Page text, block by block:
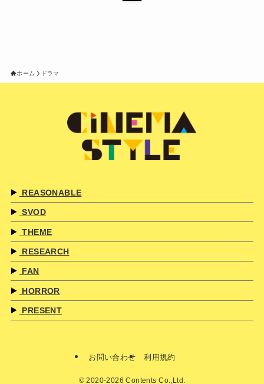
ホーム ドラマ
REASONABLE
SVOD
THEME
RESEARCH
FAN
HORROR
PRESENT
お問い合わせ 利用規約
© 2020-2026 Contents Co.,Ltd.